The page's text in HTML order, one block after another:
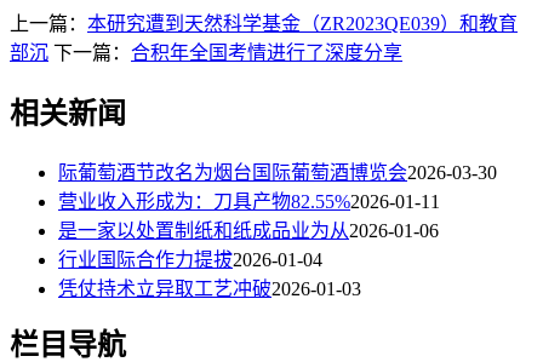
上一篇： 本研究遭到天然科学基金（ZR2023QE039）和教育
部沉 下一篇： 合积年全国考情进行了深度分享
相关新闻
际葡萄酒节改名为烟台国际葡萄酒博览会2026-03-30
营业收入形成为：刀具产物82.55%2026-01-11
是一家以处置制纸和纸成品业为从2026-01-06
行业国际合作力提拔2026-01-04
凭仗持术立异取工艺冲破2026-01-03
栏目导航